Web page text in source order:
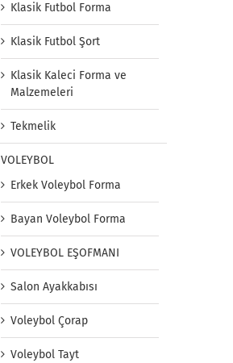
Klasik Futbol Forma
Klasik Futbol Şort
Klasik Kaleci Forma ve
Malzemeleri
Tekmelik
VOLEYBOL
Erkek Voleybol Forma
Bayan Voleybol Forma
VOLEYBOL EŞOFMANI
Salon Ayakkabısı
Voleybol Çorap
Voleybol Tayt